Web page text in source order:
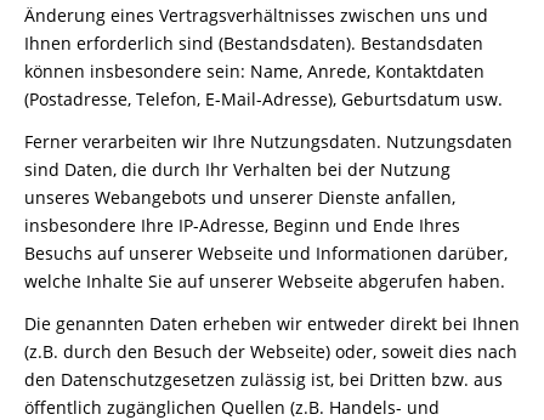
Änderung eines Vertragsverhältnisses zwischen uns und
Ihnen erforderlich sind (Bestandsdaten). Bestandsdaten
können insbesondere sein: Name, Anrede, Kontaktdaten
(Postadresse, Telefon, E-Mail-Adresse), Geburtsdatum usw.
Ferner verarbeiten wir Ihre Nutzungsdaten. Nutzungsdaten
sind Daten, die durch Ihr Verhalten bei der Nutzung
unseres Webangebots und unserer Dienste anfallen,
insbesondere Ihre IP-Adresse, Beginn und Ende Ihres
Besuchs auf unserer Webseite und Informationen darüber,
welche Inhalte Sie auf unserer Webseite abgerufen haben.
Die genannten Daten erheben wir entweder direkt bei Ihnen
(z.B. durch den Besuch der Webseite) oder, soweit dies nach
den Datenschutzgesetzen zulässig ist, bei Dritten bzw. aus
öffentlich zugänglichen Quellen (z.B. Handels- und